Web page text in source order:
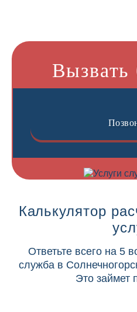
Вызвать
Калькулятор
Ответьте всего на 5
служба в
Это займет